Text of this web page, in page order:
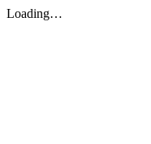
Loading…